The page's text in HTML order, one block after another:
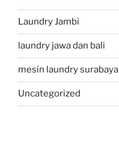
Laundry Jambi
laundry jawa dan bali
mesin laundry surabaya
Uncategorized